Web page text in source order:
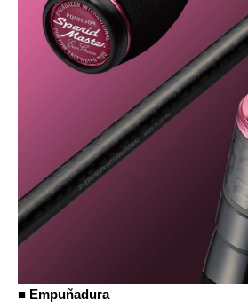
■ Empuñadura